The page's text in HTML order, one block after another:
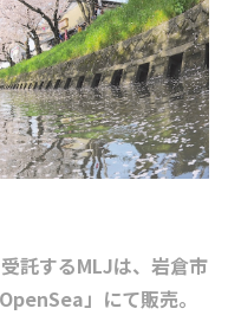
託するMLJは、岩倉市
」にて販売。